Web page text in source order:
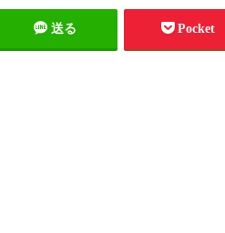
送る Pocket